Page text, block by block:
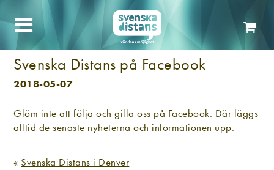
Svenska Distans på Facebook
2018-05-07
Glöm inte att följa och gilla oss på Facebook. Där läggs
alltid de senaste nyheterna och informationen upp.
« Svenska Distans i Denver